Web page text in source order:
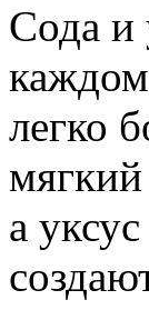
Сода и
легко
мягкий
а